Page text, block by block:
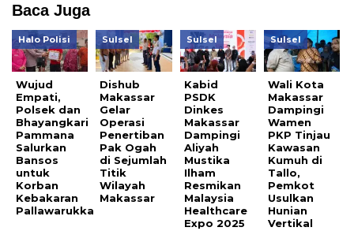
Baca Juga
Halo Polisi
Wujud
Empati,
Polsek dan
Bhayangkari
Pammana
Salurkan
Bansos
untuk
Korban
Kebakaran
Pallawarukka
Sulsel
Dishub
Makassar
Gelar
Operasi
Penertiban
Pak Ogah
di Sejumlah
Titik
Wilayah
Makassar
Sulsel
Kabid
PSDK
Dinkes
Makassar
Dampingi
Aliyah
Mustika
Ilham
Resmikan
Malaysia
Healthcare
Expo 2025
Sulsel
Wali Kota
Makassar
Dampingi
Wamen
PKP Tinjau
Kawasan
Kumuh di
Tallo,
Pemkot
Usulkan
Hunian
Vertikal